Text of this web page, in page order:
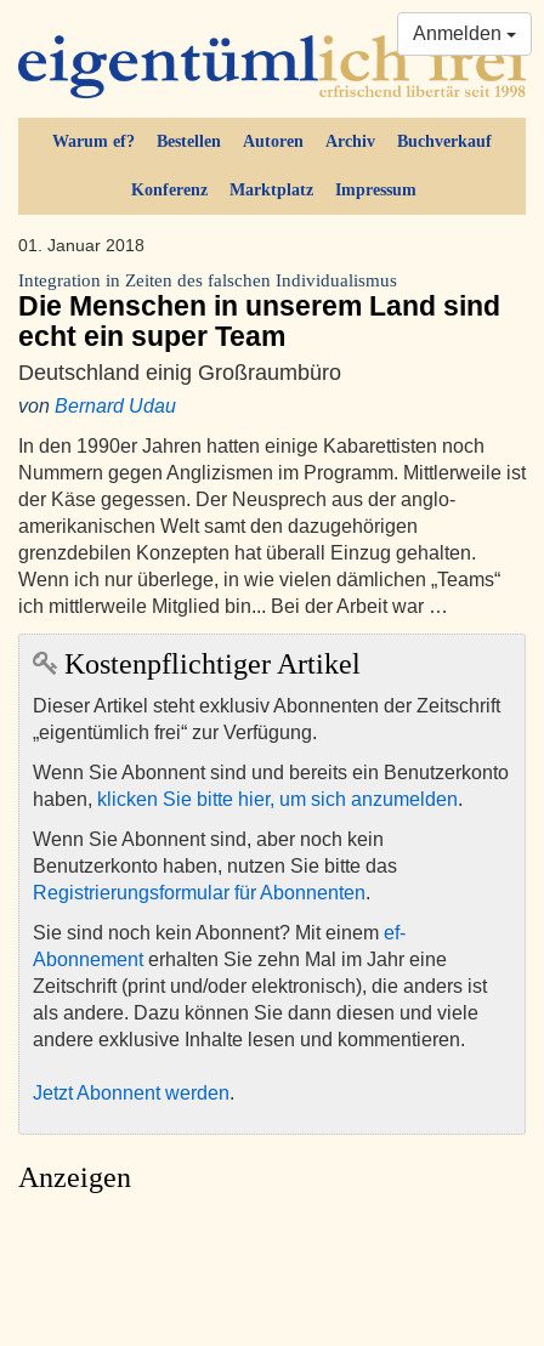
Warum ef? Bestellen Autoren Archiv Buchverkauf
Konferenz Marktplatz Impressum
Anmelden
01. Januar 2018
Integration in Zeiten des falschen Individualismus
Die Menschen in unserem Land sind
echt ein super Team
Deutschland einig Großraumbüro
von Bernard Udau
In den 1990er Jahren hatten einige Kabarettisten noch
Nummern gegen Anglizismen im Programm. Mittlerweile ist
der Käse gegessen. Der Neusprech aus der anglo-
amerikanischen Welt samt den dazugehörigen
grenzdebilen Konzepten hat überall Einzug gehalten.
Wenn ich nur überlege, in wie vielen dämlichen „Teams“
ich mittlerweile Mitglied bin... Bei der Arbeit war …
Kostenpflichtiger Artikel
Dieser Artikel steht exklusiv Abonnenten der Zeitschrift
„eigentümlich frei“ zur Verfügung.
Wenn Sie Abonnent sind und bereits ein Benutzerkonto
haben, klicken Sie bitte hier, um sich anzumelden.
Wenn Sie Abonnent sind, aber noch kein
Benutzerkonto haben, nutzen Sie bitte das
Registrierungsformular für Abonnenten.
Sie sind noch kein Abonnent? Mit einem ef-
Abonnementerhalten Sie zehn Mal im Jahr eine
Zeitschrift (print und/oder elektronisch), die anders ist
als andere. Dazu können Sie dann diesen und viele
andere exklusive Inhalte lesen und kommentieren.
Jetzt Abonnent werden.
Anzeigen